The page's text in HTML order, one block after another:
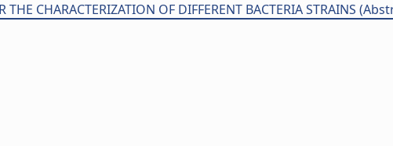
THE CHARACTERIZATION OF DIFFERENT BACTERIA STRAINS